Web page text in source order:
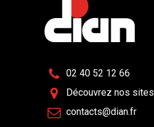
02 40 52 12 66
Découvrez nos sites
contacts@dian.fr